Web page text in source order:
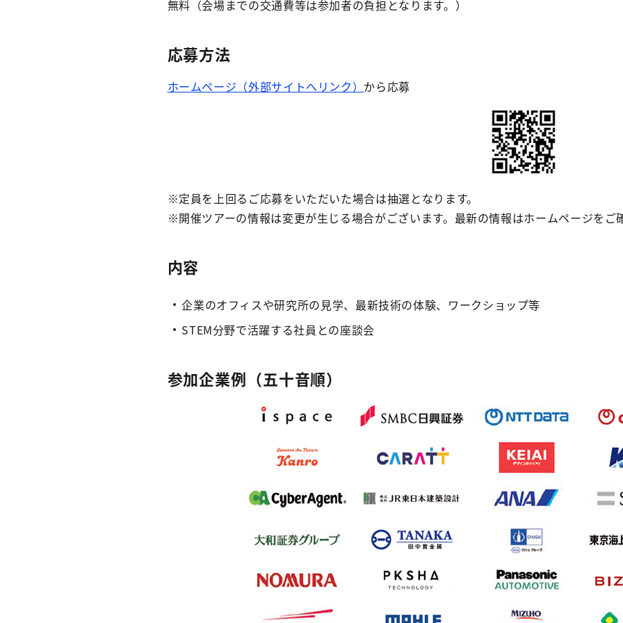
無料（会場までの交通費等は参加者の負担となります。）
応募方法
ホームページ（外部サイトへリンク） から応募
※定員を上回るご応募をいただいた場合は抽選となります。
※開催ツアーの情報は変更が生じる場合がございます。最新の情報はホームページをご
内容
企業のオフィスや研究所の見学、最新技術の体験、ワークショップ等
STEM分野で活躍する社員との座談会
参加企業例（五十音順）